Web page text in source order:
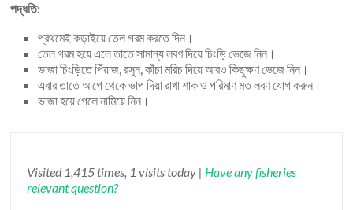
পদ্ধতি:
প্রথমেই কড়াইয়ে তেল গরম করতে দিন।
তেল গরম হয়ে এলে তাতে সামান্য লবণ দিয়ে চিংড়ি ভেজে নিন।
ভাজা চিংড়িতে পিঁয়াজ, রসুন, কাঁচা মরিচ দিয়ে আরও কিছুক্ষণ ভেজে নিন।
এবার তাতে আগে থেকে ভাপ দিয়া রাখা শাক ও পরিমাণ মত লবণ যোগ করুন।
ভাজা হয়ে গেলে নামিয়ে নিন।
Visited 1,415 times, 1 visits today | Have any fisheries
relevant question?